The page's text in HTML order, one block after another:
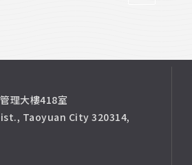
理大樓418室
Taoyuan City 320314,